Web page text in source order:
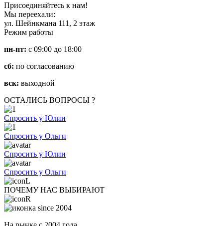
Присоединяйтесь к нам!
Мы переехали:
ул. Шейнкмана 111, 2 этаж
Режим работы
пн-пт: с 09:00 до 18:00
сб: по согласованию
вск: выходной
ОСТАЛИСЬ ВОПРОСЫ ?
Спросить у Юлии
Спросить у Ольги
Спросить у Юлии
Спросить у Ольги
ПОЧЕМУ НАС ВЫБИРАЮТ